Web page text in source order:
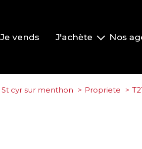
Je vends J'achète Nos
St cyr sur menthon Propriete